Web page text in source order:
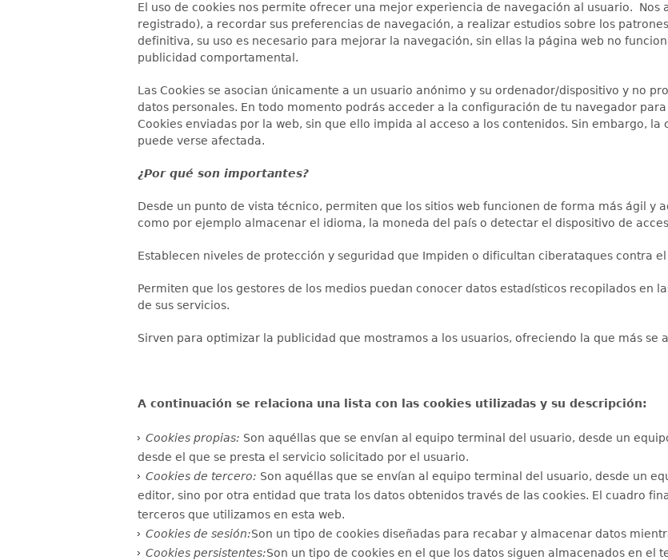
El uso de cookies nos permite ofrecer una mejor experiencia de navegación al usuario.
registrado), a recordar sus preferencias de navegación, a realizar estudios sobre los
definitiva, su uso es necesario para mejorar la navegación, sin ellas la página web no
publicidad comportamental.
Las Cookies se asocian únicamente a un usuario anónimo y su ordenador/dispositivo y no
datos personales. En todo momento podrás acceder a la configuración de tu navegador
Cookies enviadas por la web, sin que ello impida al acceso a los contenidos. Sin embargo,
puede verse afectada.
¿Por qué son importantes?
Desde un punto de vista técnico, permiten que los sitios web funcionen de forma más ágil y
como por ejemplo almacenar el idioma, la moneda del país o detectar el dispositivo de
Establecen niveles de protección y seguridad que Impiden o dificultan ciberataques contra el
Permiten que los gestores de los medios puedan conocer datos estadísticos recopilados en
de sus servicios.
Sirven para optimizar la publicidad que mostramos a los usuarios, ofreciendo la que más se
A continuación se relaciona una lista con las cookies utilizadas y su descripción:
Cookies propias: Son aquéllas que se envían al equipo terminal del usuario, desde un
desde el que se presta el servicio solicitado por el usuario.
Cookies de tercero: Son aquéllas que se envían al equipo terminal del usuario, desde un
editor, sino por otra entidad que trata los datos obtenidos través de las cookies. El cuadro
terceros que utilizamos en esta web.
Cookies de sesión:Son un tipo de cookies diseñadas para recabar y almacenar datos
Cookies persistentes:Son un tipo de cookies en el que los datos siguen almacenados en el